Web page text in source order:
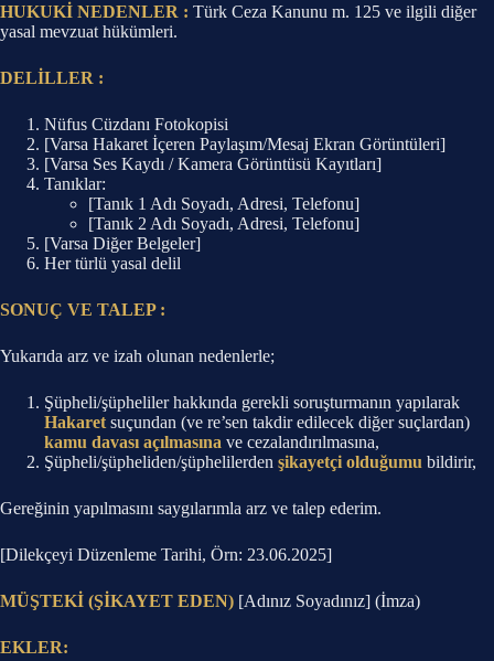
HUKUKİ NEDENLER : Türk Ceza Kanunu m. 125 ve ilgili diğer
yasal mevzuat hükümleri.
DELİLLER :
Nüfus Cüzdanı Fotokopisi
[Varsa Hakaret İçeren Paylaşım/Mesaj Ekran Görüntüleri]
[Varsa Ses Kaydı / Kamera Görüntüsü Kayıtları]
Tanıklar:
[Tanık 1 Adı Soyadı, Adresi, Telefonu]
[Tanık 2 Adı Soyadı, Adresi, Telefonu]
[Varsa Diğer Belgeler]
Her türlü yasal delil
SONUÇ VE TALEP :
Yukarıda arz ve izah olunan nedenlerle;
Şüpheli/şüpheliler hakkında gerekli soruşturmanın yapılarak
Hakaret suçundan (ve re’sen takdir edilecek diğer suçlardan)
kamu davası açılmasına ve cezalandırılmasına,
Şüpheli/şüpheliden/şüphelilerden şikayetçi olduğumu bildirir,
Gereğinin yapılmasını saygılarımla arz ve talep ederim.
[Dilekçeyi Düzenleme Tarihi, Örn: 23.06.2025]
MÜŞTEKİ (ŞİKAYET EDEN) [Adınız Soyadınız] (İmza)
EKLER: